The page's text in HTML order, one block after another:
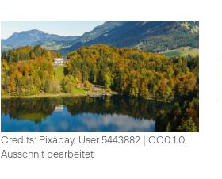
Credits: Pixabay, User 5443882 | CC0 1.0,
Ausschnit bearbeitet